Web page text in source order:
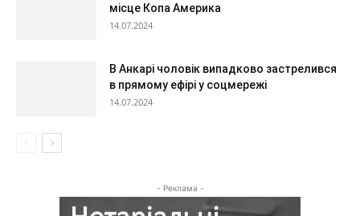
місце Копа Америка
14.07.2024
В Анкарі чоловік випадково застрелився
в прямому ефірі у соцмережі
14.07.2024
- Реклама -